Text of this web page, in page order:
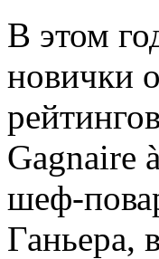
В этом
новички
Gagnaire
шеф-
Ганьера,